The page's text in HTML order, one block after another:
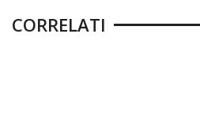
CORRELATI